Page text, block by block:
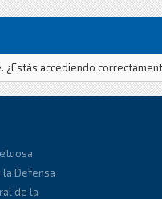
¿Estás accediendo
Defensa
de la